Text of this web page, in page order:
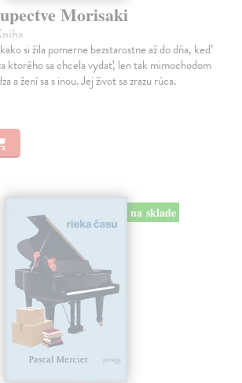
Morisaki
si žila pomerne bezstarostne až do dňa, keď
ktorého sa chcela vydať, len tak mimochodom
a žení sa s inou. Jej život sa zrazu rúca.
na sklade